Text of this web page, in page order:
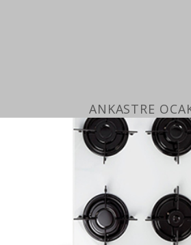
ANKASTRE